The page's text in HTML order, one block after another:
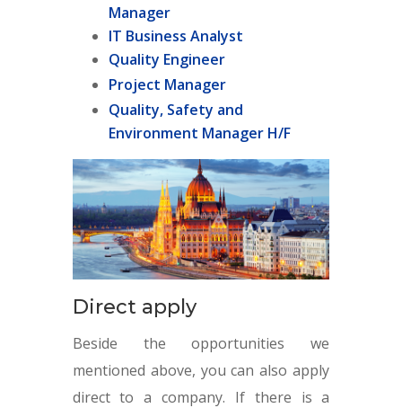
Manager
IT Business Analyst
Quality Engineer
Project Manager
Quality, Safety and
Environment Manager H/F
Direct apply
Beside the opportunities we
mentioned above, you can also apply
direct to a company. If there is a